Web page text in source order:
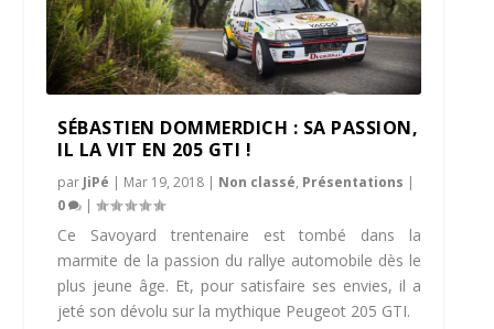
SÉBASTIEN DOMMERDICH : SA PASSION,
IL LA VIT EN 205 GTI !
par JiPé | Mar 19, 2018 | Non classé, Présentations |
0
|
Ce Savoyard trentenaire est tombé dans la
marmite de la passion du rallye automobile dès le
plus jeune âge. Et, pour satisfaire ses envies, il a
jeté son dévolu sur la mythique Peugeot 205 GTI.